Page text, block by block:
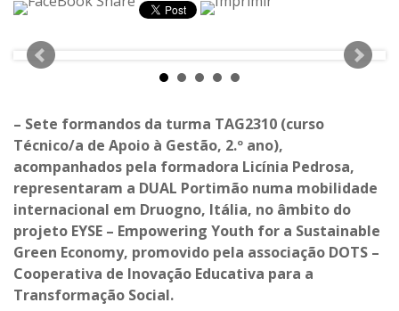
– Sete formandos da turma TAG2310 (curso
Técnico/a de Apoio à Gestão, 2.º ano),
acompanhados pela formadora Licínia Pedrosa,
representaram a DUAL Portimão numa mobilidade
internacional em Druogno, Itália, no âmbito do
projeto EYSE – Empowering Youth for a Sustainable
Green Economy, promovido pela associação DOTS –
Cooperativa de Inovação Educativa para a
Transformação Social.